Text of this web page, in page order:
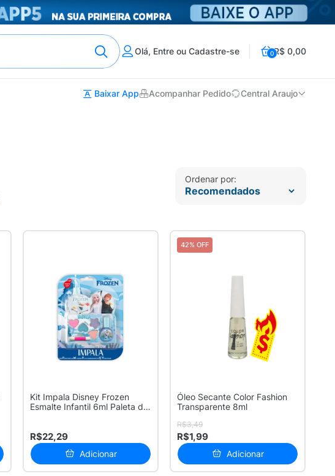
Olá, Entre ou Cadastre-se 0R$ 0,00
Baixar App Acompanhar Pedido Central Araujo
Ordenar por:
Kit Impala Disney Frozen
Esmalte Infantil 6ml Paleta de
R$22,29
Adicionar
42% OFF
Óleo Secante Color Fashion
Transparente 8ml
R$3,49
R$1,99
Adicionar